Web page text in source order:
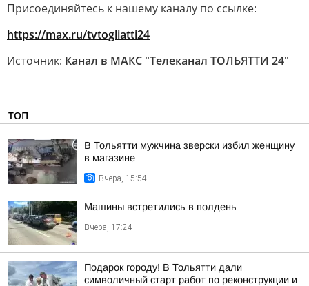
Присоединяйтесь к нашему каналу по ссылке:
https://max.ru/tvtogliatti24
Источник: Канал в МАКС "Телеканал ТОЛЬЯТТИ 24"
ТОП
В Тольятти мужчина зверски избил женщину
в магазине
Вчера, 15:54
Машины встретились в полдень
Вчера, 17:24
Подарок городу! В Тольятти дали
символичный старт работ по реконструкции и